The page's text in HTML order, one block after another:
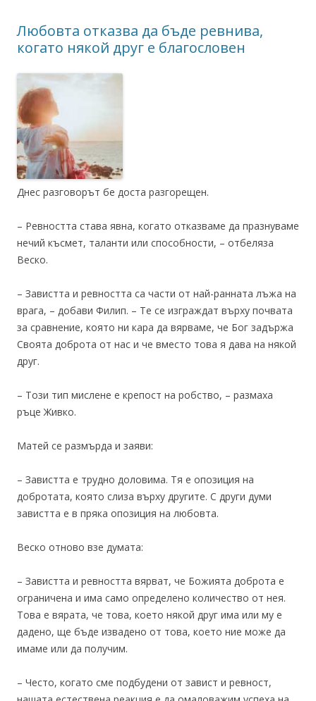
Любовта отказва да бъде ревнива,
когато някой друг е благословен
Днес разговорът бе доста разгорещен.
– Ревността става явна, когато отказваме да празнуваме
нечий късмет, таланти или способности, – отбеляза
Веско.
– Завистта и ревността са части от най-ранната лъжа на
врага, – добави Филип. – Те се изграждат върху почвата
за сравнение, която ни кара да вярваме, че Бог задържа
Своята доброта от нас и че вместо това я дава на някой
друг.
– Този тип мислене е крепост на робство, – размаха
ръце Живко.
Матей се размърда и заяви:
– Завистта е трудно доловима. Тя е опозиция на
добротата, която слиза върху другите. С други думи
завистта е в пряка опозиция на любовта.
Веско отново взе думата:
– Завистта и ревността вярват, че Божията доброта е
ограничена и има само определено количество от нея.
Това е вярата, че това, което някой друг има или му е
дадено, ще бъде извадено от това, което ние може да
имаме или да получим.
– Често, когато сме подбудени от завист и ревност,